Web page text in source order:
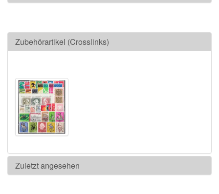
Zubehörartikel (Crosslinks)
Zuletzt angesehen